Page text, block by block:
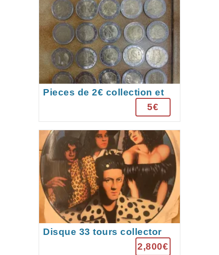
Pieces de 2€ collection et
5€
Disque 33 tours collector
sérigraphié S’EXPRESS
2,800€